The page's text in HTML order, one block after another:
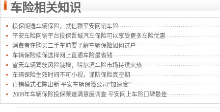
车险相关知识
投保朗逸车辆保险，就信赖平安网销车险
平安车险网销平台投保晋城汽车保险可以享受更多车险优惠
消费者在购买二手车前要了解车辆保险如何过户
车辆保险续保选择网上直通车险最省钱
雪天车辆驾驶风险陡增，哈尔滨车险市场持续火热
车辆保险生效时间不可小视，谨防保险真空期
直销模式推陈出新 平安车辆保险公司“加速度”
2009年车辆保险投保渠道满意度调查 平安网上车险口碑最佳